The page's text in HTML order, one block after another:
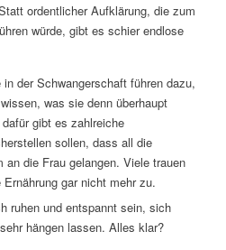
ordentlicher Aufklärung, die zum
würde, gibt es schier endlose
der Schwangerschaft führen dazu,
was sie denn überhaupt
gibt es zahlreiche
sollen, dass all die
die Frau gelangen. Viele trauen
gar nicht mehr zu.
ruhen und entspannt sein, sich
hängen lassen. Alles klar?